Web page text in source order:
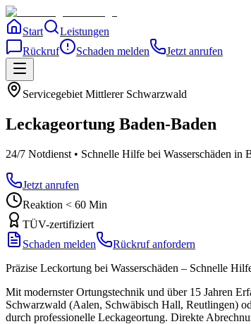
Start
Leistungen
Rückruf
Schaden melden Jetzt anrufen
Servicegebiet Mittlerer Schwarzwald
Leckageortung Baden-Baden
24/7 Notdienst • Schnelle Hilfe bei Wasserschäden in
Jetzt anrufen
Reaktion < 60 Min
TÜV-zertifiziert
Schaden melden
Rückruf anfordern
Präzise Leckortung bei Wasserschäden – Schnelle
Mit modernster Ortungstechnik und über 15 Jahren
Schwarzwald (Aalen, Schwäbisch Hall, Reutlingen)
durch professionelle Leckageortung. Direkte